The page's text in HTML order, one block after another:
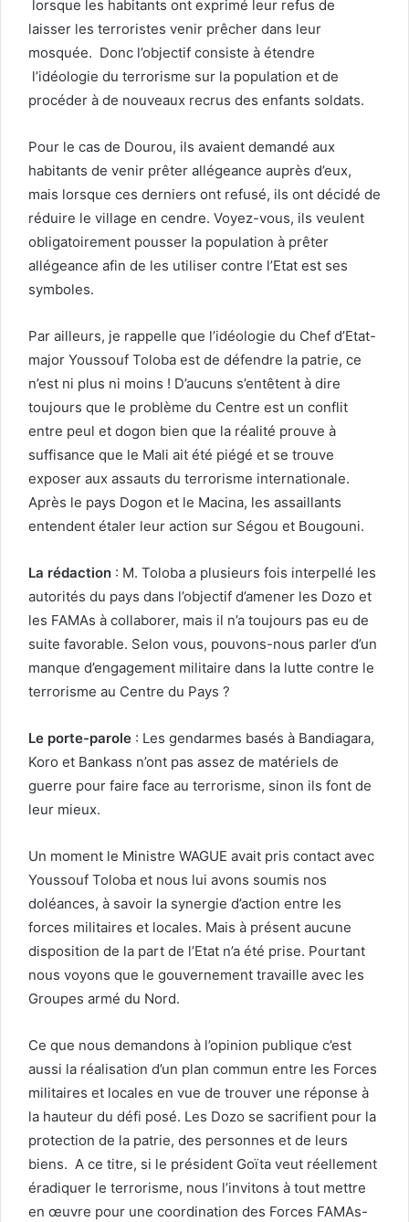
lorsque les habitants ont exprimé leur refus de
laisser les terroristes venir prêcher dans leur
mosquée. Donc l’objectif consiste à étendre
l’idéologie du terrorisme sur la population et de
procéder à de nouveaux recrus des enfants soldats.
Pour le cas de Dourou, ils avaient demandé aux
habitants de venir prêter allégeance auprès d’eux,
mais lorsque ces derniers ont refusé, ils ont décidé de
réduire le village en cendre. Voyez-vous, ils veulent
obligatoirement pousser la population à prêter
allégeance afin de les utiliser contre l’Etat est ses
symboles.
Par ailleurs, je rappelle que l’idéologie du Chef d’Etat-
major Youssouf Toloba est de défendre la patrie, ce
n’est ni plus ni moins ! D’aucuns s’entêtent à dire
toujours que le problème du Centre est un conflit
entre peul et dogon bien que la réalité prouve à
suffisance que le Mali ait été piégé et se trouve
exposer aux assauts du terrorisme internationale.
Après le pays Dogon et le Macina, les assaillants
entendent étaler leur action sur Ségou et Bougouni.
La rédaction : M. Toloba a plusieurs fois interpellé les
autorités du pays dans l’objectif d’amener les Dozo et
les FAMAs à collaborer, mais il n’a toujours pas eu de
suite favorable. Selon vous, pouvons-nous parler d’un
manque d’engagement militaire dans la lutte contre le
terrorisme au Centre du Pays ?
Le porte-parole : Les gendarmes basés à Bandiagara,
Koro et Bankass n’ont pas assez de matériels de
guerre pour faire face au terrorisme, sinon ils font de
leur mieux.
Un moment le Ministre WAGUE avait pris contact avec
Youssouf Toloba et nous lui avons soumis nos
doléances, à savoir la synergie d’action entre les
forces militaires et locales. Mais à présent aucune
disposition de la part de l’Etat n’a été prise. Pourtant
nous voyons que le gouvernement travaille avec les
Groupes armé du Nord.
Ce que nous demandons à l’opinion publique c’est
aussi la réalisation d’un plan commun entre les Forces
militaires et locales en vue de trouver une réponse à
la hauteur du défi posé. Les Dozo se sacrifient pour la
protection de la patrie, des personnes et de leurs
biens. A ce titre, si le président Goïta veut réellement
éradiquer le terrorisme, nous l’invitons à tout mettre
en œuvre pour une coordination des Forces FAMAs-